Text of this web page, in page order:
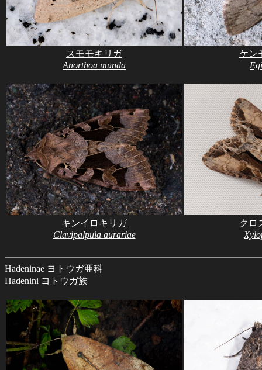
スモモキリガ
Anorthoa munda
ケン
キンイロキリガ
Clavipalpula aurariae
クロ
Hadeninae ヨトウガ亜科
Hadenini ヨトウガ族